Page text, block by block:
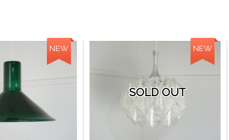
NEW
SOLD OUT
NEW